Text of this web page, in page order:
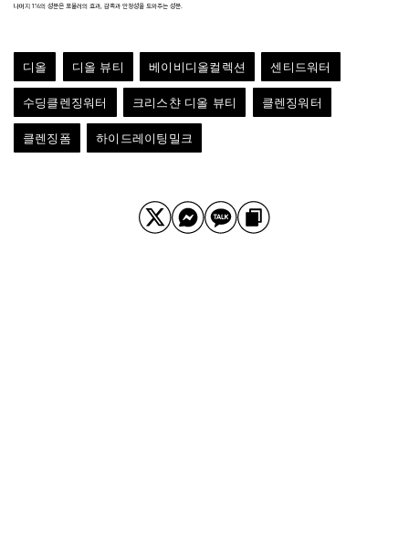
나머지 1%의 성분은 포뮬러의 효과, 감촉과 안정성을 도와주는 성분.
디올 디올 뷰티 베이비디올컬렉션 센티드워터
수딩클렌징워터 크리스챤 디올 뷰티 클렌징워터
클렌징폼 하이드레이팅밀크